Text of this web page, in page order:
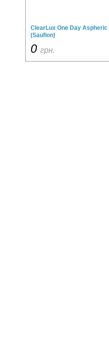
ClearLux One Day Aspheric
(Sauflon)
0 грн.